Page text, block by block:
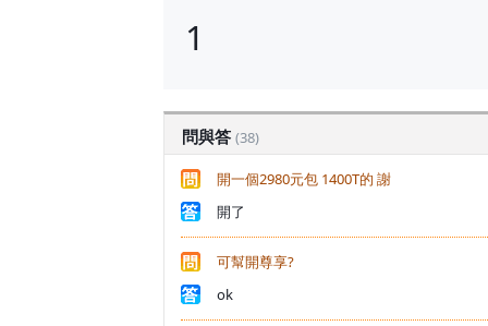
1
問與答 (38)
開一個2980元包 1400T的 謝
開了
可幫開尊享?
ok